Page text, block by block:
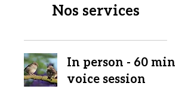
Nos services
In person - 60 min
voice session